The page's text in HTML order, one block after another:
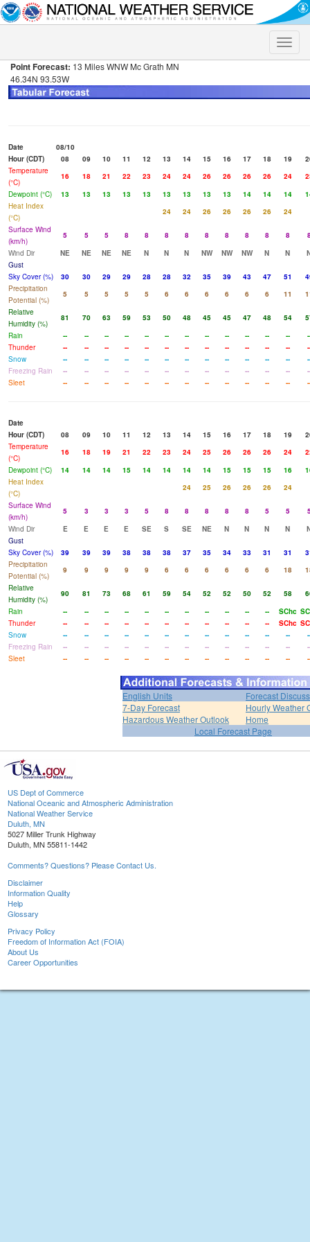
Toggle
Point Forecast: 13 Miles WNW Mc Grath MN
46.34N 93.53W
Date
08/10
Hour (CDT)
08 09 10 11 12 13 14 15 16 17 18 19
Temperature
(°C)
16 18 21 22 23 24 24 26 26 26 26 24
Dewpoint (°C)
13 13 13 13 13 13 13 13 13 14 14 14
Heat Index
(°C)
24 24 26 26 26 26
24
Surface Wind
(km/h)
5 5 5 8 8 8 8 8 8 8 8 8
Wind Dir
NE NE NE NE N N N NW NW NW N N
Gust
Sky Cover (%)
30 30 29 29 28 28 32 35 39 43 47 51
Precipitation
Potential (%)
5 5 5 5 5 6 6 6 6 6 6 11
Relative
Humidity (%)
81 70 63 59 53 50 48 45 45 47 48 54
Rain
-- -- -- -- -- -- -- -- -- -- -- --
Thunder
-- -- -- -- -- -- -- -- -- -- -- --
Snow
-- -- -- -- -- -- -- -- -- -- -- --
Freezing Rain
-- -- -- -- -- -- -- -- -- -- -- --
Sleet
-- -- -- -- -- -- -- -- -- -- -- --
Date
Hour (CDT)
08 09 10 11 12 13 14 15 16 17 18 19
Temperature
(°C)
16 18 19 21 22 23 24 25 26 26 26 24
Dewpoint (°C)
14 14 14 15 14 14 14 14 15 15 15 16
Heat Index
(°C)
24 25 26 26 26
24
Surface Wind
(km/h)
5 3 3 3 5 8 8 8 8 8 5 5
Wind Dir
E E E E SE S SE NE N N N N
Gust
Sky Cover (%)
39 39 39 38 38 38 37 35 34 33 31 31
Precipitation
Potential (%)
9 9 9 9 9 6 6 6 6 6 6 18
Relative
Humidity (%)
90 81 73 68 61 59 54 52 52 50 52 58
Rain
-- -- -- -- -- -- -- -- -- -- -- SChc
Thunder
-- -- -- -- -- -- -- -- -- -- -- SChc
Snow
-- -- -- -- -- -- -- -- -- -- -- --
Freezing Rain
-- -- -- -- -- -- -- -- -- -- -- --
Sleet
-- -- -- -- -- -- -- -- -- -- -- --
English Units
Forecast
7-Day Forecast
Hourly Weather
Hazardous Weather Outlook
Home
Local Forecast Page
US Dept of Commerce
National Oceanic and Atmospheric Administration
National Weather Service
Duluth, MN
5027 Miller Trunk Highway
Duluth, MN 55811-1442
Comments? Questions? Please Contact Us.
Disclaimer
Information Quality
Help
Glossary
Privacy Policy
Freedom of Information Act (FOIA)
About Us
Career Opportunities